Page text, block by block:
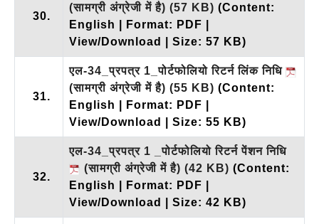
30.
(सामग्री अंग्रेजी में है) (57 KB) (Content:
English | Format: PDF |
View/Download | Size: 57 KB)
31.
एल-34_प्रपत्र 1_पोर्टफोलियो रिटर्न लिंक निधि
(सामग्री अंग्रेजी में है) (55 KB) (Content:
English | Format: PDF |
View/Download | Size: 55 KB)
32.
एल-34_प्रपत्र 1 _पोर्टफोलियो रिटर्न पेंशन निधि
(सामग्री अंग्रेजी में है) (42 KB) (Content:
English | Format: PDF |
View/Download | Size: 42 KB)